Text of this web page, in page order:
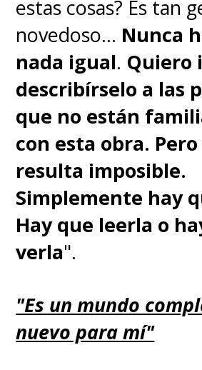
estas cosas? Es tan
novedoso... Nunca
nada igual. Quiero
describírselo a las
que no están
con esta obra.
resulta imposible.
Simplemente hay
Hay que leerla o
verla".
"Es un mundo
nuevo para mí"